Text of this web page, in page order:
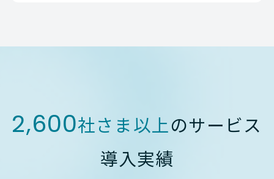
2,600社さま以上のサービス
導入実績